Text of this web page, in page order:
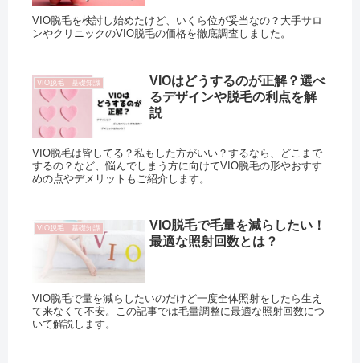
VIO脱毛を検討し始めたけど、いくら位が妥当なの？大手サロ
ンやクリニックのVIO脱毛の価格を徹底調査しました。
VIO脱毛 基礎知識
VIOはどうするのが正解？選べ
るデザインや脱毛の利点を解
説
VIO脱毛は皆してる？私もした方がいい？するなら、どこまで
するの？など、悩んでしまう方に向けてVIO脱毛の形やおすす
めの点やデメリットもご紹介します。
VIO脱毛 基礎知識
VIO脱毛で毛量を減らしたい！
最適な照射回数とは？
VIO脱毛で量を減らしたいのだけど一度全体照射をしたら生え
て来なくて不安。この記事では毛量調整に最適な照射回数につ
いて解説します。